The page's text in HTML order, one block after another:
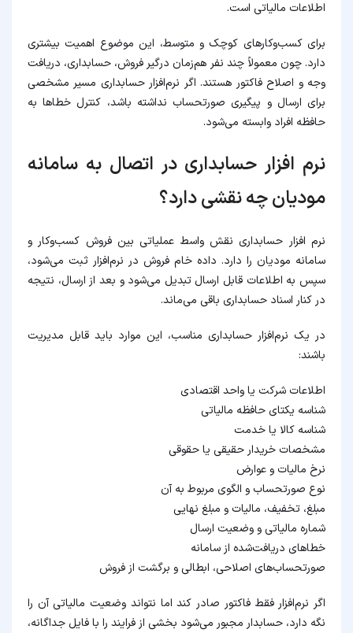
اطلاعات مالیاتی است.
برای کسب‌وکارهای کوچک و متوسط، این موضوع اهمیت بیشتری
دارد. چون معمولاً چند نفر هم‌زمان درگیر فروش، حسابداری، دریافت
وجه و اصلاح فاکتور هستند. اگر نرم‌افزار حسابداری مسیر مشخصی
برای ارسال و پیگیری صورتحساب نداشته باشد، کنترل خطاها به
حافظه افراد وابسته می‌شود.
نرم افزار حسابداری در اتصال به سامانه
مودیان چه نقشی دارد؟
نرم افزار حسابداری نقش واسط عملیاتی بین فروش کسب‌وکار و
سامانه مودیان را دارد. داده خام فروش در نرم‌افزار ثبت می‌شود،
سپس به اطلاعات قابل ارسال تبدیل می‌شود و بعد از ارسال، نتیجه
در کنار اسناد حسابداری باقی می‌ماند.
در یک نرم‌افزار حسابداری مناسب، این موارد باید قابل مدیریت
باشند:
اطلاعات شرکت یا واحد اقتصادی
شناسه یکتای حافظه مالیاتی
شناسه کالا یا خدمت
مشخصات خریدار حقیقی یا حقوقی
نرخ مالیات و عوارض
نوع صورتحساب و الگوی مربوط به آن
مبلغ، تخفیف، مالیات و مبلغ نهایی
شماره مالیاتی و وضعیت ارسال
خطاهای دریافت‌شده از سامانه
صورتحساب‌های اصلاحی، ابطالی و برگشت از فروش
اگر نرم‌افزار فقط فاکتور صادر کند اما نتواند وضعیت مالیاتی آن را
نگه دارد، حسابدار مجبور می‌شود بخشی از فرایند را با فایل جداگانه،